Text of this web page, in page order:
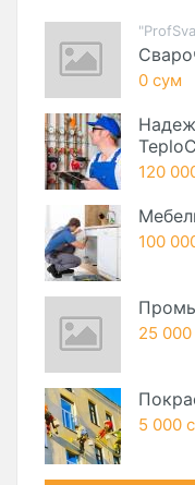
0 сум
120
100
25
5 000